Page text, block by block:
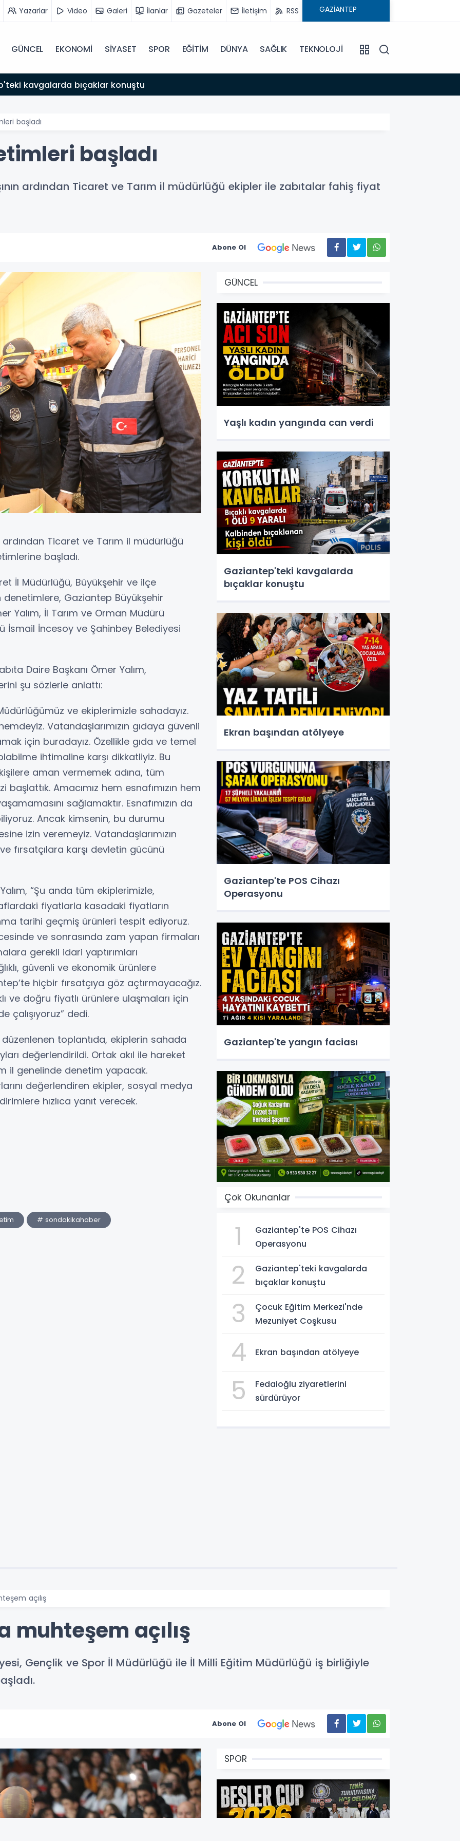
Yazarlar Video Galeri İlanlar Gazeteler İletişim RSS
GÜNCEL EKONOMİ SİYASET SPOR EĞİTİM DÜNYA SAĞLIK TEKNOLOJİ
kavgalarda bıçaklar konuştu
başladı
başladı
ardından Ticaret ve Tarım il müdürlüğü ekipler ile zabıtalar fahiş fiyat
Abone Ol
ardından Ticaret ve Tarım il müdürlüğü
başladı.
İl Müdürlüğü, Büyükşehir ve ilçe
Gaziantep Büyükşehir
Yalım, İl Tarım ve Orman Müdürü
İsmail İncesoy ve Şahinbey Belediyesi
Daire Başkanı Ömer Yalım,
şu sözlerle anlattı:
ve ekiplerimizle sahadayız.
Vatandaşlarımızın gıdaya güvenli
için buradayız. Özellikle gıda ve temel
ihtimaline karşı dikkatliyiz. Bu
aman vermemek adına, tüm
Amacımız hem esnafımızın hem
sağlamaktır. Esnafımızın da
Ancak kimsenin, bu durumu
izin veremeyiz. Vatandaşlarımızın
fırsatçılara karşı devletin gücünü
“Şu anda tüm ekiplerimizle,
fiyatlarla kasadaki fiyatların
tarihi geçmiş ürünleri tespit ediyoruz.
ve sonrasında zam yapan firmaları
gerekli idari yaptırımları
güvenli ve ekonomik ürünlere
hiçbir fırsatçıya göz açtırmayacağız.
ve doğru fiyatlı ürünlere ulaşmaları için
çalışıyoruz” dedi.
toplantıda, ekiplerin sahada
değerlendirildi. Ortak akıl ile hareket
il genelinde denetim yapacak.
değerlendiren ekipler, sosyal medya
hızlıca yanıt verecek.
# sondakikahaber
GÜNCEL
Yaşlı kadın yangında can verdi
Gaziantep'teki kavgalarda
bıçaklar konuştu
Ekran başından atölyeye
Gaziantep'te POS Cihazı
Operasyonu
Gaziantep'te yangın faciası
Çok Okunanlar
1
Gaziantep'te POS Cihazı
Operasyonu
2
Gaziantep'teki kavgalarda
bıçaklar konuştu
3
Çocuk Eğitim Merkezi'nde
Mezuniyet Coşkusu
4 Ekran başından atölyeye
5
Fedaioğlu ziyaretlerini
sürdürüyor
açılış
muhteşem açılış
Gençlik ve Spor İl Müdürlüğü ile İl Milli Eğitim Müdürlüğü iş birliğiyle
Abone Ol
SPOR